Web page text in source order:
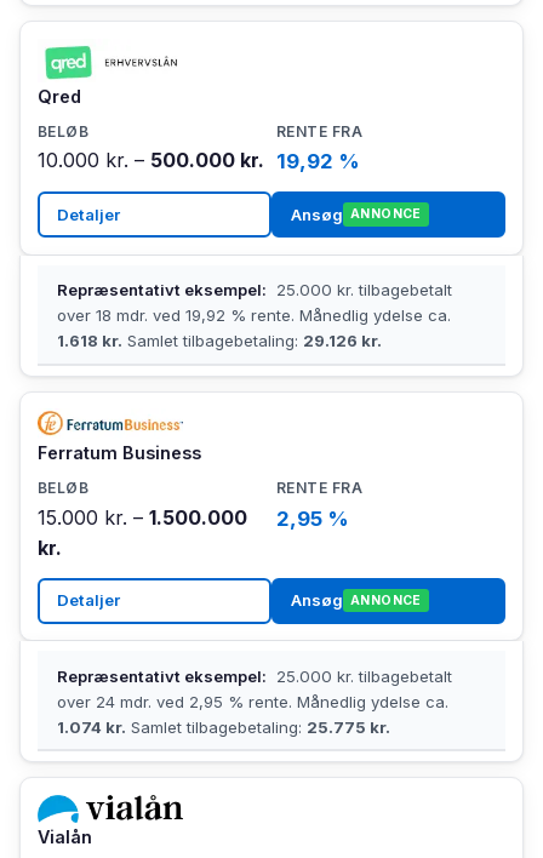
Qred
10.000 kr. – 500.000 kr. 19,92 %
Detaljer Ansøg ANNONCE
Repræsentativt eksempel:
25.000 kr. tilbagebetalt
over 18 mdr. ved 19,92 % rente. Månedlig ydelse ca.
1.618 kr. Samlet tilbagebetaling: 29.126 kr.
Ferratum Business
15.000 kr. – 1.500.000
kr.
2,95 %
Detaljer Ansøg ANNONCE
Repræsentativt eksempel:
25.000 kr. tilbagebetalt
over 24 mdr. ved 2,95 % rente. Månedlig ydelse ca.
1.074 kr. Samlet tilbagebetaling: 25.775 kr.
Vialån